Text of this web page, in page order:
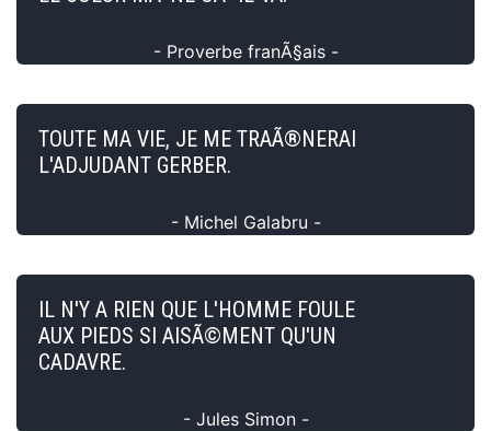
- Proverbe franÃ§ais -
TOUTE MA VIE, JE ME TRAÃ®NERAI
L'ADJUDANT GERBER.
- Michel Galabru -
IL N'Y A RIEN QUE L'HOMME FOULE
AUX PIEDS SI AISÃ©MENT QU'UN
CADAVRE.
- Jules Simon -